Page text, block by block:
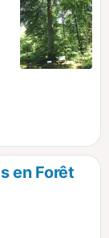
en Forêt